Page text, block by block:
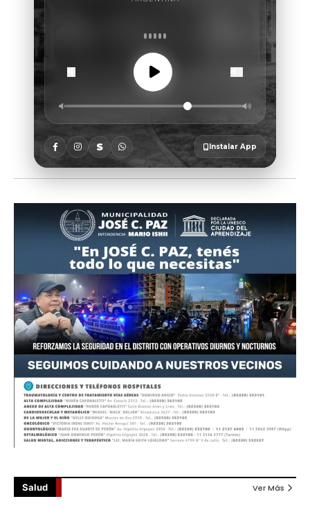
Salud Ver Más